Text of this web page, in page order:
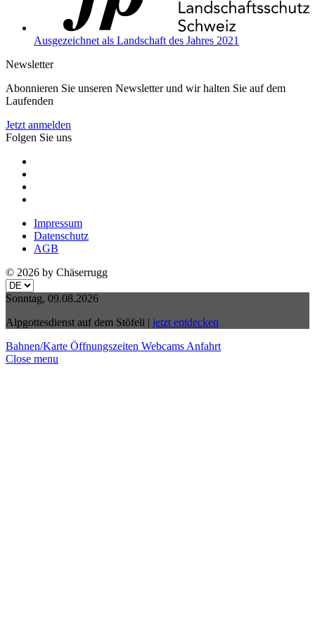
Ausgezeichnet als Landschaft des Jahres 2021
Newsletter
Abonnieren Sie unseren Newsletter und wir halten Sie auf dem
Laufenden
Jetzt anmelden
Folgen Sie uns
Impressum
Datenschutz
AGB
© 2026 by Chäserrugg
Sonntag, 09.08.2026
Alpgottesdienst auf dem Stöfeli | jetzt entdecken
Bahnen/Karte Öffnungszeiten Webcams Anfahrt
Close menu